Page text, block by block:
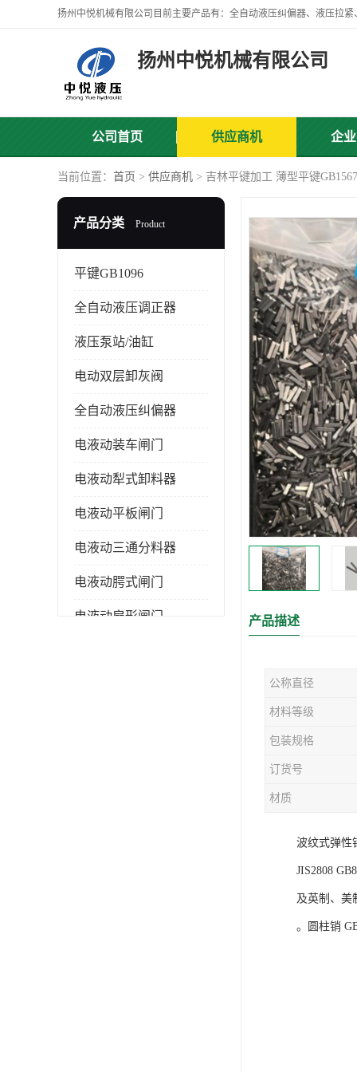
扬州中悦机械有限公司
公司首页 供应商机 企
当前位置： 首页 > 供应商机 > 吉林平键加工 薄型平键GB1567
产品分类 Product
平键GB1096
全自动液压调正器
液压泵站/油缸
电动双层卸灰阀
全自动液压纠偏器
电液动装车闸门
电液动犁式卸料器
电液动平板闸门
电液动三通分料器
电液动腭式闸门
电液动扇形闸门 产品描述
公称直径
材料等级
包装规格
订货号
材质
波纹式弹性
JIS2808
及英制、美
。圆柱销